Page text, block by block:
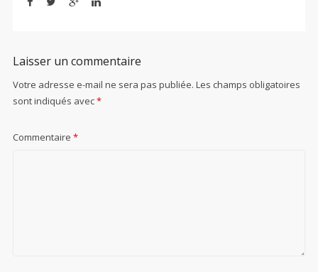
Laisser un commentaire
Votre adresse e-mail ne sera pas publiée. Les champs obligatoires
sont indiqués avec*
Commentaire *